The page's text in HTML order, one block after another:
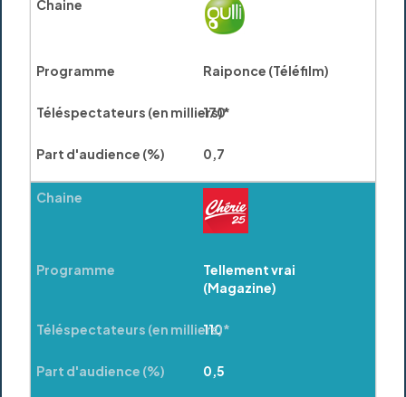
Raiponce (Téléfilm)
170
0,7
Tellement vrai
(Magazine)
110
0,5